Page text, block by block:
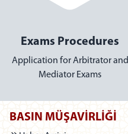
Transactions
Application for Arbitrator and
Mediator Registry
BASIN MÜŞAVİRLİĞİ